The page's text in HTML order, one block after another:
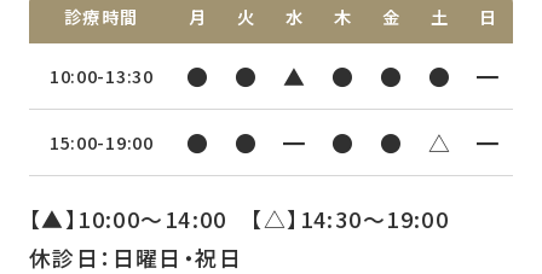
診療時間 月 火 水 木 金 土 日
10:00-13:30 ● ● ▲ ● ● ● ━
15:00-19:00 ● ● ━ ● ● △ ━
【▲】10:00〜14:00 【△】14:30〜19:00
休診日：日曜日・祝日